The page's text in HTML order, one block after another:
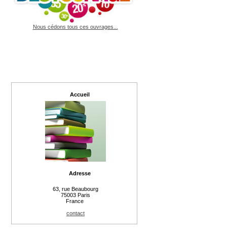
Nous cédons tous ces ouvrages...
Accueil
Adresse
63, rue Beaubourg
75003 Paris
France
contact